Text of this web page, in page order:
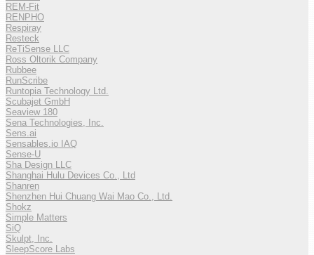
REM-Fit
RENPHO
Respiray
Resteck
ReTiSense LLC
Ross Oltorik Company
Rubbee
RunScribe
Runtopia Technology Ltd.
Scubajet GmbH
Seaview 180
Sena Technologies, Inc.
Sens.ai
Sensables.io IAQ
Sense-U
Sha Design LLC
Shanghai Hulu Devices Co., Ltd
Shanren
Shenzhen Hui Chuang Wai Mao Co., Ltd.
Shokz
Simple Matters
SiQ
Skulpt, Inc.
SleepScore Labs